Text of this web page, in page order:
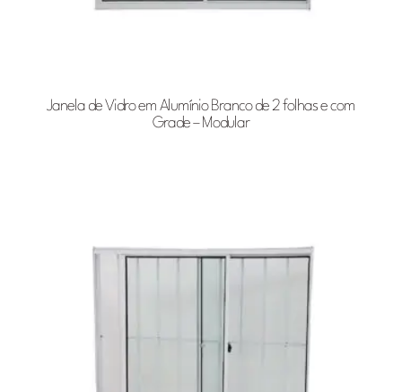
Janela de Vidro em Alumínio Branco de 2 folhas e com
Grade – Modular